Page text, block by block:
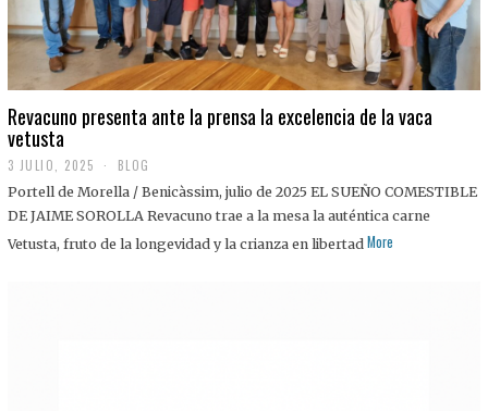
Revacuno presenta ante la prensa la excelencia de la vaca
vetusta
3 JULIO, 2025
J
U
I
BLOG
Portell de Morella / Benicàssim, julio de 2025 EL SUEÑO COMESTIBLE
DE JAIME SOROLLA Revacuno trae a la mesa la auténtica carne
Vetusta, fruto de la longevidad y la crianza en libertad More